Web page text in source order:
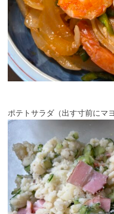
ポテトサラダ（出す寸前にマ